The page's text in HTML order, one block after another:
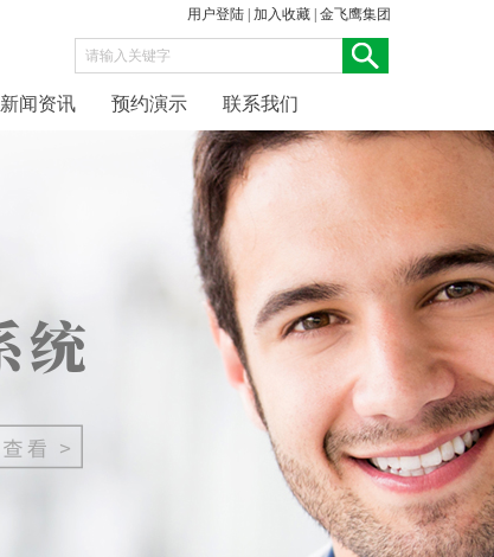
用户登陆 加入收藏 金飞鹰集团
新闻资讯 预约演示 联系我们